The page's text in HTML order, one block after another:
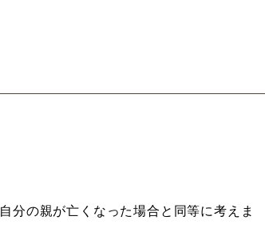
分の親が亡くなった場合と同等に考えま